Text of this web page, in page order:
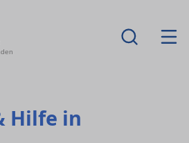
Hilfe in